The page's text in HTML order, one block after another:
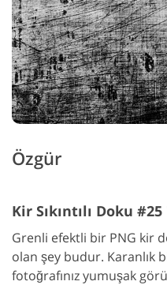
Özgür
Kir Sıkıntılı Doku
Grenli efektli bir PNG kir
olan şey budur. Karanlık
fotoğrafınız yumuşak